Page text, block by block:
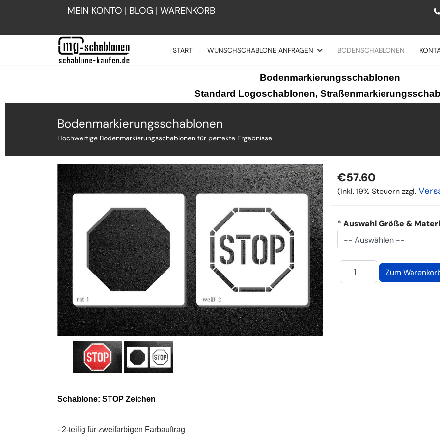
MEIN KONTO | BLOG | WARENKORB
START WUNSCHSCHABLONE ANFRAGEN BODENSCHABLONEN
Bodenmarkierungsschablonen
Standard Logoschablonen,
Bodenmarkierungsschablonen
Hochwertige Bodenmarkierungsschablonen für perfekte Ergebnisse
€57.60
(Inkl. 19% Steuern zzgl.
* Auswahl Größe &
Schablone: STOP Zeichen
- 2-teilig für zweifarbigen Farbauftrag